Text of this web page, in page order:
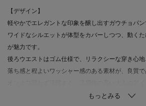
【デザイン】
軽やかでエレガントな印象を醸し出すガウチョパン
ワイドなシルエットが体型をカバーしつつ、動く
が魅力です。
後ろウエストはゴム仕様で、リラクシーな穿き心地
落ち感と程よいワッシャー感のある素材が、良質で